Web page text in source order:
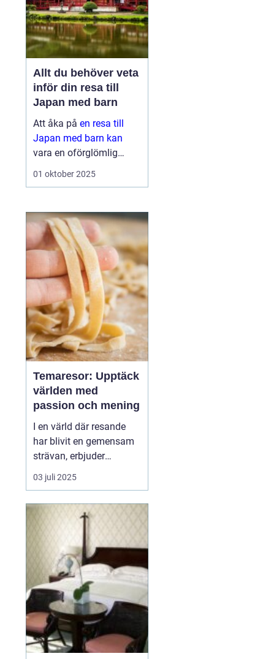
Allt du behöver veta
inför din resa till
Japan med barn
Att åka på en resa till
Japan med barn kan
vara en oförglömlig
upplevelse för hela
modern teknik o...
01 oktober 2025
Temaresor: Upptäck
världen med
passion och mening
I en värld där resande
har blivit en gemensam
strävan, erbjuder
temaresor en unik
möjlighet att fördjupa
och kulturella
upplevelser. Genom att
välja en resa baserad på
ett tema kan man upp...
03 juli 2025